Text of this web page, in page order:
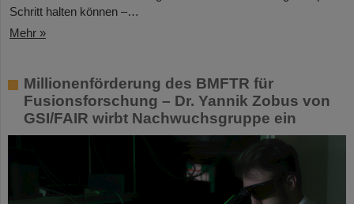
Schritt halten können –…
Mehr »
Millionenförderung des BMFTR für
Fusionsforschung – Dr. Yannik Zobus von
GSI/FAIR wirbt Nachwuchsgruppe ein